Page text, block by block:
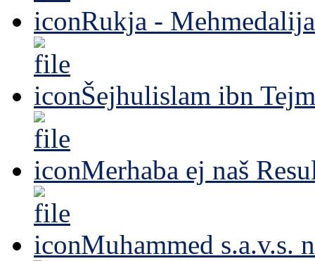
Rukja -
Šejhulislam ibn
Merhaba ej naš
Muhammed s.a.v.s.